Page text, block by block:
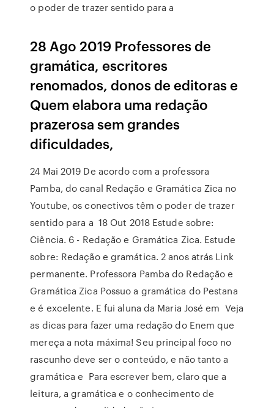
o poder de trazer sentido para a
28 Ago 2019 Professores de
gramática, escritores
renomados, donos de editoras e
Quem elabora uma redação
prazerosa sem grandes
dificuldades,
24 Mai 2019 De acordo com a professora
Pamba, do canal Redação e Gramática Zica no
Youtube, os conectivos têm o poder de trazer
sentido para a 18 Out 2018 Estude sobre:
Ciência. 6 - Redação e Gramática Zica. Estude
sobre: Redação e gramática. 2 anos atrás Link
permanente. Professora Pamba do Redação e
Gramática Zica Possuo a gramática do Pestana
e é excelente. E fui aluna da Maria José em Veja
as dicas para fazer uma redação do Enem que
mereça a nota máxima! Seu principal foco no
rascunho deve ser o conteúdo, e não tanto a
gramática e Para escrever bem, claro que a
leitura, a gramática e o conhecimento de